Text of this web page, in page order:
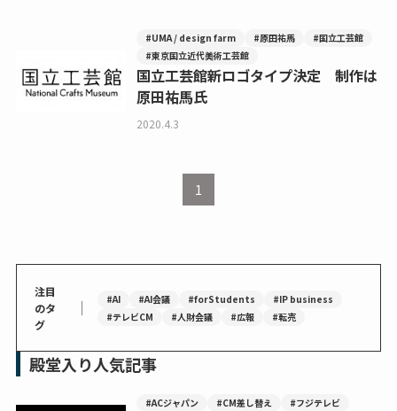
#UMA / design farm #原田祐馬
#国立工芸館
#東京国立近代美術工芸館
国立工芸館新ロゴタイプ決定 制作は
原田祐馬氏
2020.4.3
1
注目
のタ
グ
｜ #AI #AI会議 #forStudents
#IP business
#テレビCM
#人財会議 #広報 #転売
殿堂入り人気記事
#ACジャパン #CM差し替え #フジテレビ